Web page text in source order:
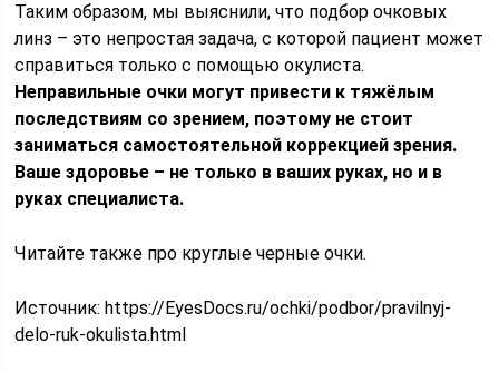
Таким образом, мы выяснили, что подбор очковых
линз – это непростая задача, с которой пациент может
справиться только с помощью окулиста.
Неправильные очки могут привести к тяжёлым
последствиям со зрением, поэтому не стоит
заниматься самостоятельной коррекцией зрения.
Ваше здоровье – не только в ваших руках, но и в
руках специалиста.
Читайте также про круглые черные очки.
Источник:https://EyesDocs.ru/ochki/podbor/pravilnyj-
delo-ruk-okulista.html